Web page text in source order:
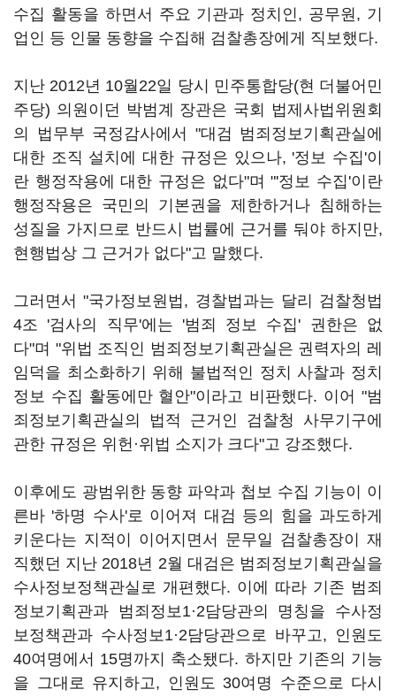
수집 활동을 하면서 주요 기관과 정치인, 공무원, 기
업인 등 인물 동향을 수집해 검찰총장에게 직보했다.
지난 2012년 10월22일 당시 민주통합당(현 더불어민
주당) 의원이던 박범계 장관은 국회 법제사법위원회
의 법무부 국정감사에서 "대검 범죄정보기획관실에
대한 조직 설치에 대한 규정은 있으나, '정보 수집'이
란 행정작용에 대한 규정은 없다"며 "'정보 수집'이란
행정작용은 국민의 기본권을 제한하거나 침해하는
성질을 가지므로 반드시 법률에 근거를 둬야 하지만,
현행법상 그 근거가 없다"고 말했다.
그러면서 "국가정보원법, 경찰법과는 달리 검찰청법
4조 '검사의 직무'에는 '범죄 정보 수집' 권한은 없
다"며 "위법 조직인 범죄정보기획관실은 권력자의 레
임덕을 최소화하기 위해 불법적인 정치 사찰과 정치
정보 수집 활동에만 혈안"이라고 비판했다. 이어 "범
죄정보기획관실의 법적 근거인 검찰청 사무기구에
관한 규정은 위헌·위법 소지가 크다"고 강조했다.
이후에도 광범위한 동향 파악과 첩보 수집 기능이 이
른바 '하명 수사'로 이어져 대검 등의 힘을 과도하게
키운다는 지적이 이어지면서 문무일 검찰총장이 재
직했던 지난 2018년 2월 대검은 범죄정보기획관실을
수사정보정책관실로 개편했다. 이에 따라 기존 범죄
정보기획관과 범죄정보1·2담당관의 명칭을 수사정
보정책관과 수사정보1·2담당관으로 바꾸고, 인원도
40여명에서 15명까지 축소됐다. 하지만 기존의 기능
을 그대로 유지하고, 인원도 30여명 수준으로 다시